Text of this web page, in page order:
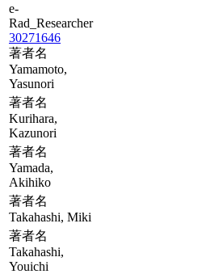
e-
Rad_Researcher
30271646
著者名
Yamamoto,
Yasunori
著者名
Kurihara,
Kazunori
著者名
Yamada,
Akihiko
著者名
Takahashi, Miki
著者名
Takahashi,
Youichi